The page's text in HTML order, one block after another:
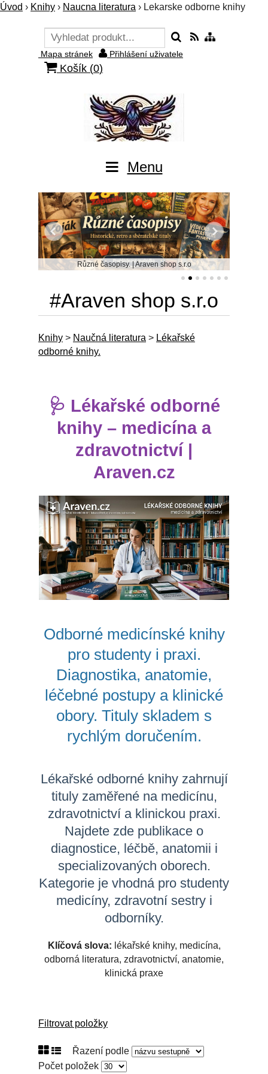
Úvod › Knihy › Naucna literatura › Lekarske odborne knihy
Mapa stránek Přihlášení uživatele
Košík (0)
Menu
Různé časopisy. | Araven shop s.r.o
#Araven shop s.r.o
Knihy > Naučná literatura > Lékařské
odborné knihy.
🩺 Lékařské odborné
knihy – medicína a
zdravotnictví |
Araven.cz
Odborné medicínské knihy
pro studenty i praxi.
Diagnostika, anatomie,
léčebné postupy a klinické
obory. Tituly skladem s
rychlým doručením.
Lékařské odborné knihy zahrnují
tituly zaměřené na medicínu,
zdravotnictví a klinickou praxi.
Najdete zde publikace o
diagnostice, léčbě, anatomii i
specializovaných oborech.
Kategorie je vhodná pro studenty
medicíny, zdravotní sestry i
odborníky.
Klíčová slova: lékařské knihy, medicína,
odborná literatura, zdravotnictví, anatomie,
klinická praxe
Filtrovat položky
Řazení podle
Počet položek